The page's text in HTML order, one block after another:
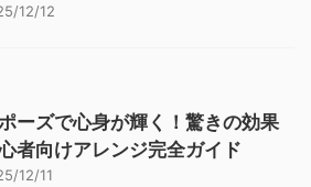
12/12
ーズで心身が輝く！驚きの効果
者向けアレンジ完全ガイド
12/11